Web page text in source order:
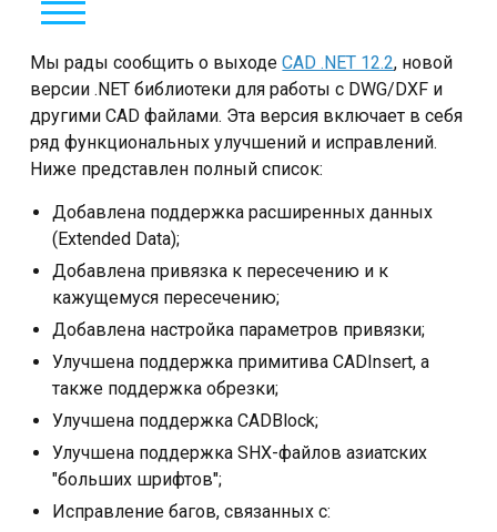
Новости
Наши клиенты
О компании
Контакты
Разработка ПО
Мы рады сообщить о выходеCAD .NET 12.2, новой
версии .NET библиотеки для работы с DWG/DXF и
другими CAD файлами. Эта версия включает в себя
ряд функциональных улучшений и исправлений.
Ниже представлен полный список:
Добавлена поддержка расширенных данных
(Extended Data);
Добавлена привязка к пересечению и к
кажущемуся пересечению;
Добавлена настройка параметров привязки;
Улучшена поддержка примитива CADInsert, а
также поддержка обрезки;
Улучшена поддержка CADBlock;
Улучшена поддержка SHX-файлов азиатских
"больших шрифтов";
Исправление багов, связанных с: